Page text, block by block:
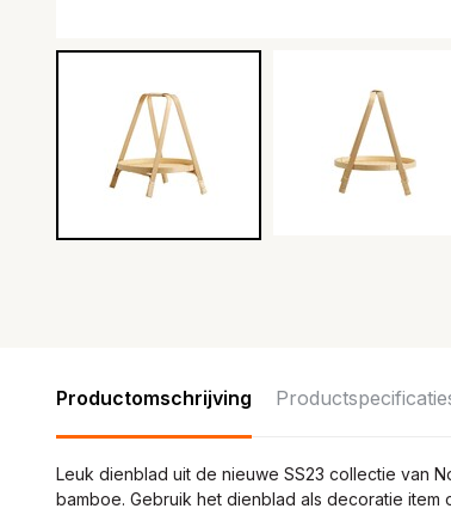
Productomschrijving
Leuk dienblad uit de nieuwe SS23 collectie van
bamboe. Gebruik het dienblad als decoratie